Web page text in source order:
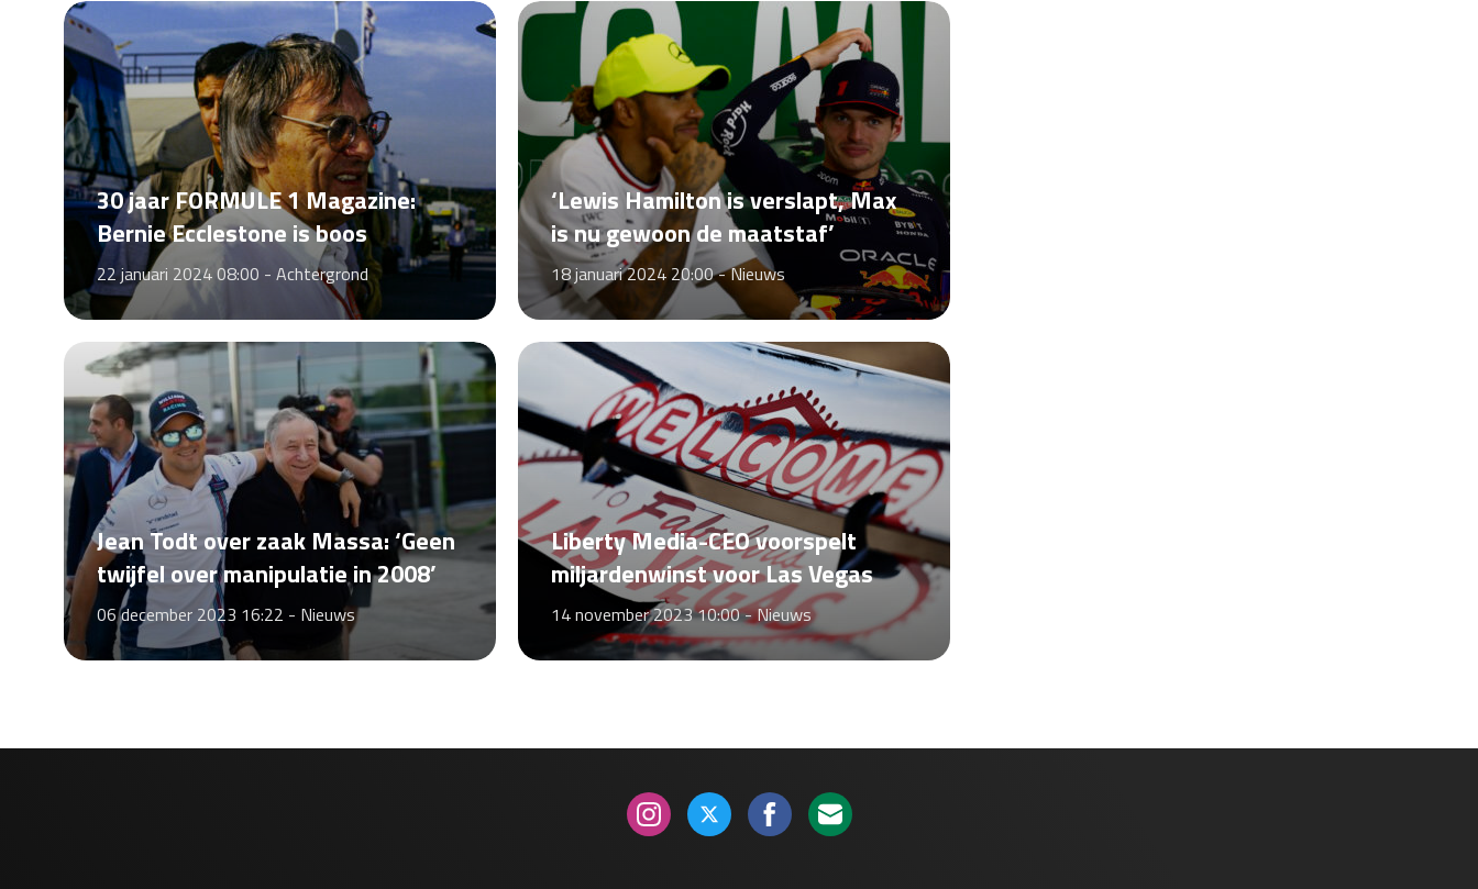
30 jaar FORMULE 1 Magazine:
Bernie Ecclestone is boos
22 januari 2024 08:00 - Achtergrond
‘Lewis Hamilton is verslapt, Max
is nu gewoon de maatstaf’
18 januari 2024 20:00 -Nieuws
Jean Todt over zaak Massa: ‘Geen
twijfel over manipulatie in 2008’
06 december 2023 16:22 - Nieuws
Liberty Media-CEO voorspelt
miljardenwinst voor Las Vegas
14 november 2023 10:00 -Nieuws